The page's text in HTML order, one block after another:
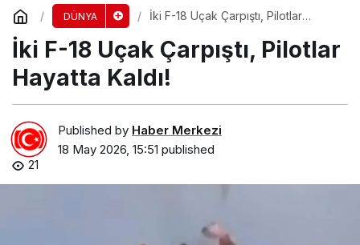
DÜNYA
İki F-18 Uçak Çarpıştı, Pilotlar
İki F-18 Uçak Çarpıştı, Pilotlar
Hayatta Kaldı!
Published by Haber Merkezi
18 May 2026, 15:51 published
21